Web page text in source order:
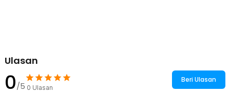
koneksi antar sel tetap kuat dan efisien.
Kelengkapan Produk
Ulasan
0/5 0 Ulasan
Beri Ulasan